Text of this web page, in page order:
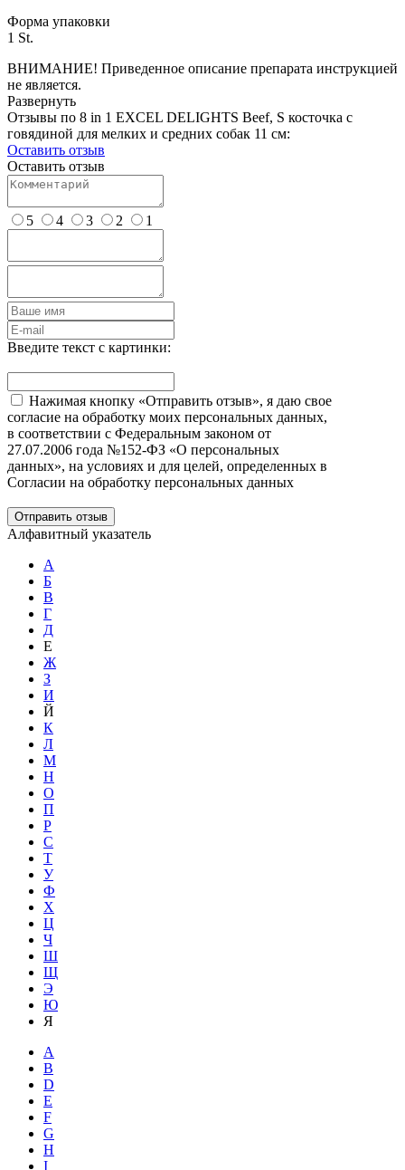
Форма упаковки
1 St.
ВНИМАНИЕ! Приведенное описание препарата инструкцией
не является.
Развернуть
Отзывы по 8 in 1 EXCEL DELIGHTS Beef, S косточка с
говядиной для мелких и средних собак 11 см:
Оставить отзыв
Оставить отзыв
5 4 3 2 1
Введите текст с картинки:
Нажимая кнопку «Отправить отзыв», я даю свое
согласие на обработку моих персональных данных,
в соответствии с Федеральным законом от
27.07.2006 года №152-ФЗ «О персональных
данных», на условиях и для целей, определенных в
Согласии на обработку персональных данных
Отправить отзыв
Алфавитный указатель
А
Б
В
Г
Д
Е
Ж
З
И
Й
К
Л
М
Н
О
П
Р
С
Т
У
Ф
Х
Ц
Ч
Ш
Щ
Э
Ю
Я
A
B
D
E
F
G
H
I